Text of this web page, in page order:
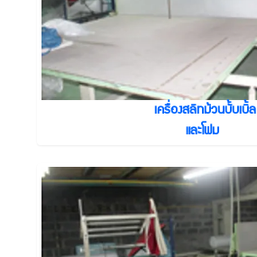
เครื่องสลิทม้วนบั้บเบิ้ล
และโฟม